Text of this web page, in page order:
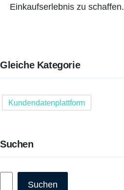
Einkaufserlebnis zu schaffen.
Gleiche Kategorie
Kundendatenplattform
Suchen
Suchen